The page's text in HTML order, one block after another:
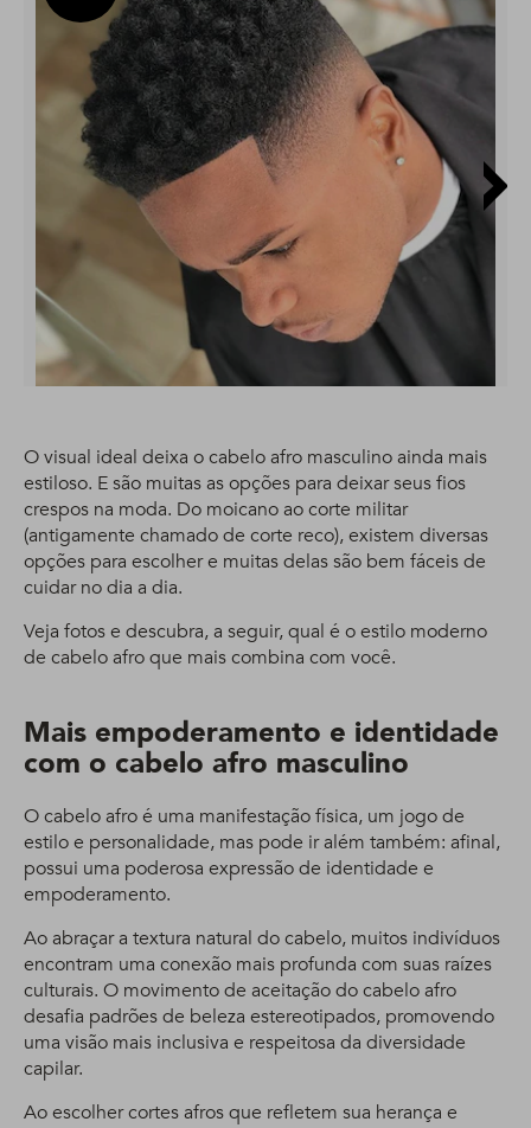
O visual ideal deixa o cabelo afro masculino ainda mais
estiloso. E são muitas as opções para deixar seus fios
crespos na moda. Do moicano ao corte militar
(antigamente chamado de corte reco), existem diversas
opções para escolher e muitas delas são bem fáceis de
cuidar no dia a dia.
Veja fotos e descubra, a seguir, qual é o estilo moderno
de cabelo afro que mais combina com você.
Mais empoderamento e identidade
com o cabelo afro masculino
O cabelo afro é uma manifestação física, um jogo de
estilo e personalidade, mas pode ir além também: afinal,
possui uma poderosa expressão de identidade e
empoderamento.
Ao abraçar a textura natural do cabelo, muitos indivíduos
encontram uma conexão mais profunda com suas raízes
culturais. O movimento de aceitação do cabelo afro
desafia padrões de beleza estereotipados, promovendo
uma visão mais inclusiva e respeitosa da diversidade
capilar.
Ao escolher cortes afros que refletem sua herança e